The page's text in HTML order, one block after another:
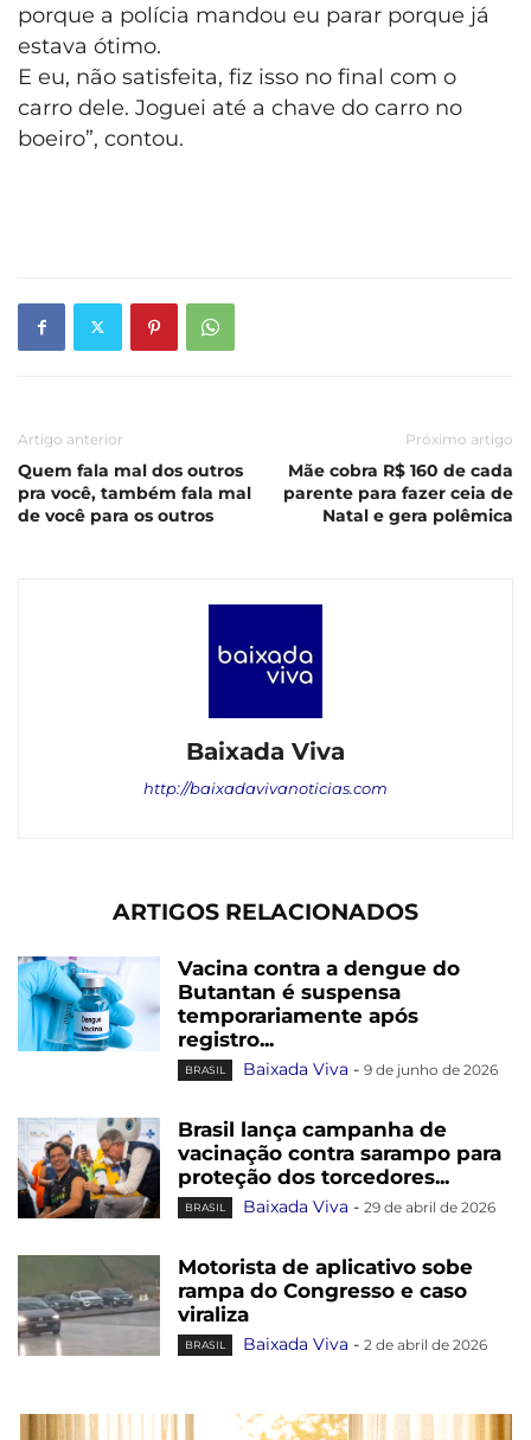
porque a polícia mandou eu parar porque já
estava ótimo.
E eu, não satisfeita, fiz isso no final com o
carro dele. Joguei até a chave do carro no
boeiro”, contou.
Artigo anterior
Quem fala mal dos outros
pra você, também fala mal
de você para os outros
Próximo artigo
Mãe cobra R$ 160 de cada
parente para fazer ceia de
Natal e gera polêmica
Baixada Viva
http://baixadavivanoticias.com
ARTIGOS RELACIONADOS
Vacina contra a dengue do
Butantan é suspensa
temporariamente após
registro...
BRASIL Baixada Viva - 9 de junho de 2026
Brasil lança campanha de
vacinação contra sarampo para
proteção dos torcedores...
BRASIL Baixada Viva - 29 de abril de 2026
Motorista de aplicativo sobe
rampa do Congresso e caso
viraliza
BRASIL Baixada Viva - 2 de abril de 2026